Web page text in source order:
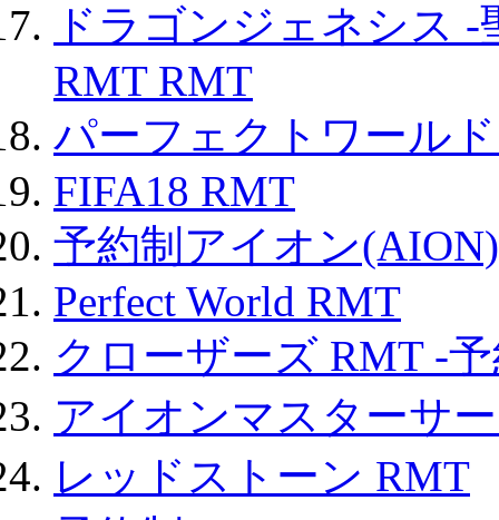
ドラゴンジェネシス
RMT RMT
パーフェクトワール
FIFA18 RMT
予約制アイオン
Perfect World RMT
クローザーズ RMT -
アイオンマスターサ
レッドストーン RMT